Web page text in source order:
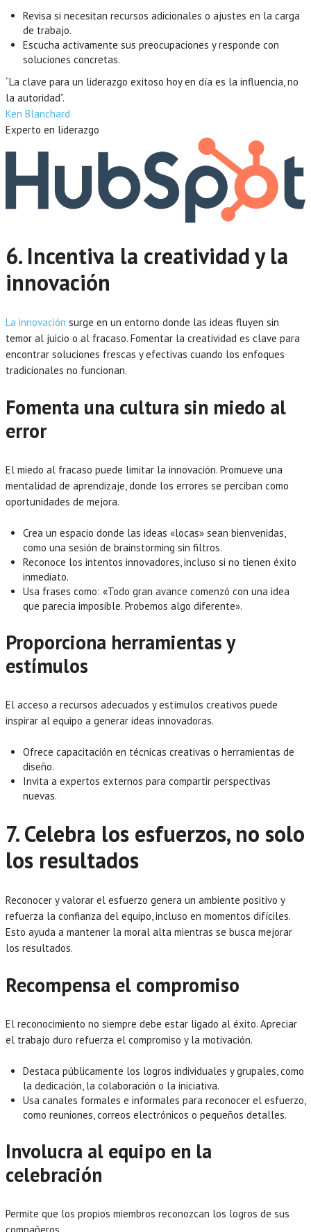
Revisa si necesitan recursos adicionales o ajustes en la carga
de trabajo.
Escucha activamente sus preocupaciones y responde con
soluciones concretas.
“La clave para un liderazgo exitoso hoy en día es la influencia, no
la autoridad”.
Ken Blanchard
Experto en liderazgo
6. Incentiva la creatividad y la
innovación
La innovación surge en un entorno donde las ideas fluyen sin
temor al juicio o al fracaso. Fomentar la creatividad es clave para
encontrar soluciones frescas y efectivas cuando los enfoques
tradicionales no funcionan.
Fomenta una cultura sin miedo al
error
El miedo al fracaso puede limitar la innovación. Promueve una
mentalidad de aprendizaje, donde los errores se perciban como
oportunidades de mejora.
Crea un espacio donde las ideas «locas» sean bienvenidas,
como una sesión de brainstorming sin filtros.
Reconoce los intentos innovadores, incluso si no tienen éxito
inmediato.
Usa frases como: «Todo gran avance comenzó con una idea
que parecía imposible. Probemos algo diferente».
Proporciona herramientas y
estímulos
El acceso a recursos adecuados y estímulos creativos puede
inspirar al equipo a generar ideas innovadoras.
Ofrece capacitación en técnicas creativas o herramientas de
diseño.
Invita a expertos externos para compartir perspectivas
nuevas.
7. Celebra los esfuerzos, no solo
los resultados
Reconocer y valorar el esfuerzo genera un ambiente positivo y
refuerza la confianza del equipo, incluso en momentos difíciles.
Esto ayuda a mantener la moral alta mientras se busca mejorar
los resultados.
Recompensa el compromiso
El reconocimiento no siempre debe estar ligado al éxito. Apreciar
el trabajo duro refuerza el compromiso y la motivación.
Destaca públicamente los logros individuales y grupales, como
la dedicación, la colaboración o la iniciativa.
Usa canales formales e informales para reconocer el esfuerzo,
como reuniones, correos electrónicos o pequeños detalles.
Involucra al equipo en la
celebración
Permite que los propios miembros reconozcan los logros de sus